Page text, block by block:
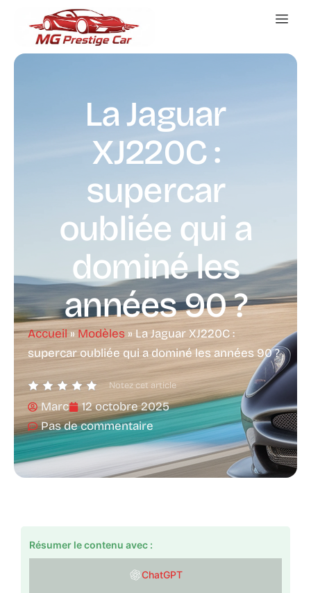
La Jaguar
XJ220C :
supercar
oubliée qui a
dominé les
années 90 ?
Accueil »Modèles » La Jaguar XJ220C :
supercar oubliée qui a dominé les années 90 ?
Notez cet article
Marc
12 octobre 2025
Pas de commentaire
Résumer le contenu avec :
ChatGPT